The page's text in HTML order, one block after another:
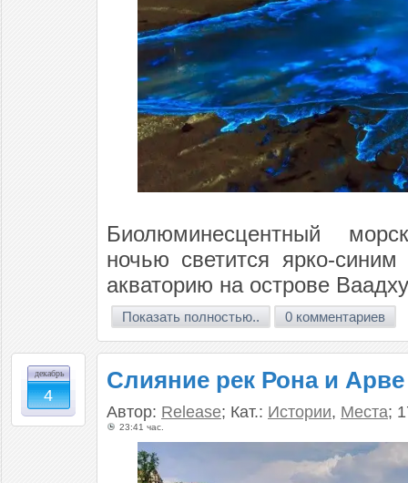
Биолюминесцентный
ночью светится ярко-
акваторию на острове
Показать полностью.. 0 комментариев
декабрь
4
Слияние рек Рона и Арве
Автор: Release; Кат.: Истории, Места;
23:41 час.